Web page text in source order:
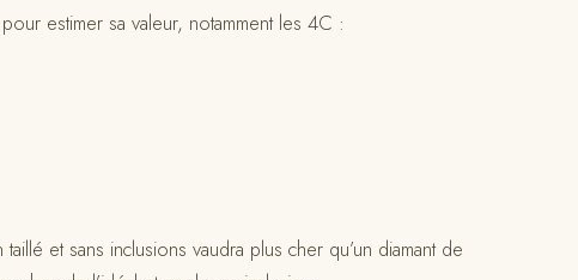
estimer sa valeur, notamment les 4C :
et sans inclusions vaudra plus cher qu’un diamant de